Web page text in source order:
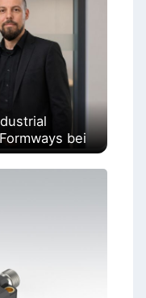
bei